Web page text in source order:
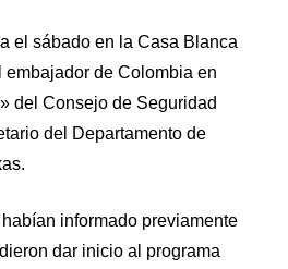
el sábado en la Casa Blanca
de Colombia en
del Consejo de Seguridad
del Departamento de
informado previamente
dar inicio al programa